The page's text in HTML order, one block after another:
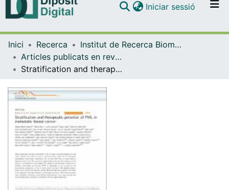
Navega per tot el DD
Iniciar sessió (current)
Inici Recerca
Institut de Recerca Biomèdica (IRB Barcelona)
Articles publicats en revistes (Institut de Recerca Biomèdica (IRB Barcelona))
Stratification and therapeutic potential of PML in metastatic breast cancer